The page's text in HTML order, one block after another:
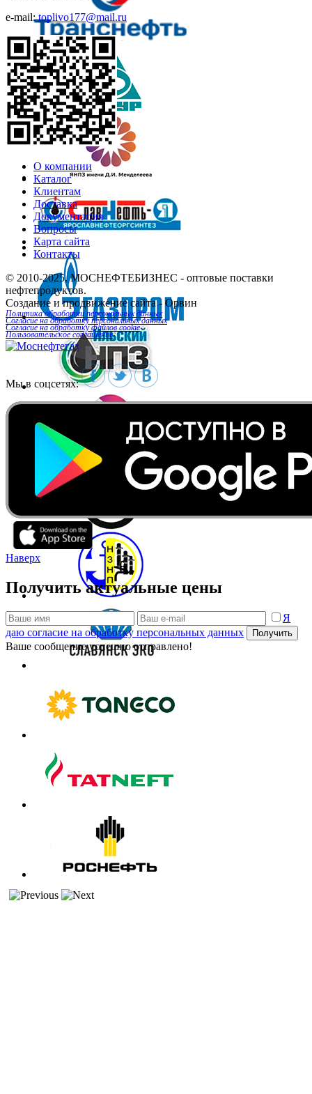
e-mail:toplivo177@mail.ru
О компании
Каталог
Клиентам
Доставка
Документация
Вопросы
Карта сайта
Контакты
© 2010-2025.МОСНЕФТЕБИЗНЕС - оптовые поставки
нефтепродуктов.
Создание и продвижение сайта- Орвин
Политика обработки персональных данных
Согласие на обработку персональных данных
Согласие на обработку файлов cookie
Пользовательское соглашение
Мы в соцсетях:
Наверх
Получить актуальные цены
Я
даю согласие на обработку персональных данных
Получить
Ваше сообщение успешно отправлено!